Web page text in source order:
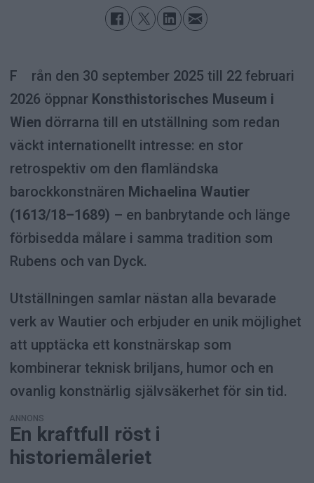
Från den 30 september 2025 till 22 februari
2026 öppnar Konsthistorisches Museum i
Wien dörrarna till en utställning som redan
väckt internationellt intresse: en stor
retrospektiv om den flamländska
barockkonstnären Michaelina Wautier
(1613/18–1689) – en banbrytande och länge
förbisedda målare i samma tradition som
Rubens och van Dyck.
Utställningen samlar nästan alla bevarade
verk av Wautier och erbjuder en unik möjlighet
att upptäcka ett konstnärskap som
kombinerar teknisk briljans, humor och en
ovanlig konstnärlig självsäkerhet för sin tid.
ANNONS
En kraftfull röst i
historiemåleriet